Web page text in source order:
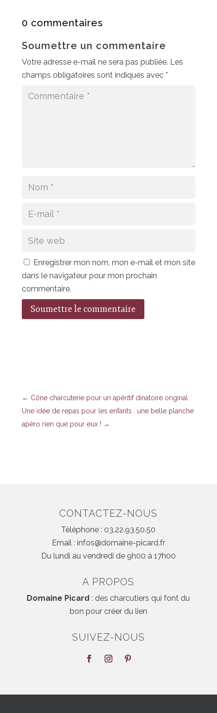
0 commentaires
Soumettre un commentaire
Votre adresse e-mail ne sera pas publiée. Les
champs obligatoires sont indiqués avec *
Enregistrer mon nom, mon e-mail et mon site
dans le navigateur pour mon prochain
commentaire.
Soumettre le commentaire
← Cône charcuterie pour un apéritif dinatoire original
Une idée de repas pour les enfants : une belle planche
apéro rien que pour eux ! →
CONTACTEZ-NOUS
Téléphone : 03.22.93.50.50
Email : infos@domaine-picard.fr
Du lundi au vendredi de 9h00 à 17h00
A PROPOS
Domaine Picard : des charcutiers qui font du
bon pour créer du lien
SUIVEZ-NOUS